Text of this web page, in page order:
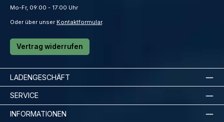
Mo-Fr, 09:00 - 17:00 Uhr
Oder über unser Kontaktformular.
Vertrag widerrufen
LADENGESCHÄFT
SERVICE
INFORMATIONEN